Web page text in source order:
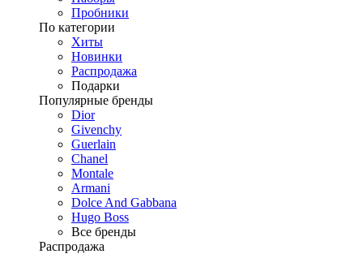
Пробники
По категории
Хиты
Новинки
Распродажа
Подарки
Популярные бренды
Dior
Givenchy
Guerlain
Chanel
Montale
Armani
Dolce And Gabbana
Hugo Boss
Все бренды
Распродажа